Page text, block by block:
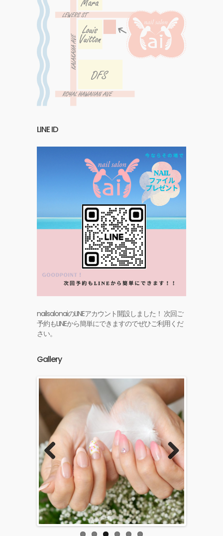
LINE ID
nailsalonaiのLINEアカウント開設しました！ 次回ご
予約もLINEから簡単にできますのでぜひご利用くだ
さい。
Gallery
Previous Next